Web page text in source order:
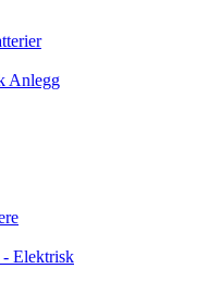
Anlegg
Elektrisk